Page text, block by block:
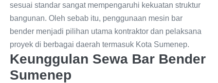
sesuai standar sangat mempengaruhi kekuatan struktur
bangunan. Oleh sebab itu, penggunaan mesin bar
bender menjadi pilihan utama kontraktor dan pelaksana
proyek di berbagai daerah termasuk Kota Sumenep.
Keunggulan Sewa Bar Bender
Sumenep